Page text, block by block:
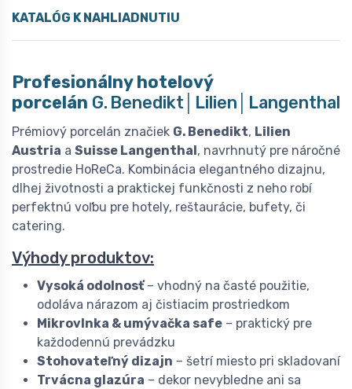
KATALÓG K NAHLIADNUTIU
Profesionálny hotelový
porcelán G. Benedikt│Lilien│Langenthal
Prémiový porcelán značiek G. Benedikt, Lilien
Austria a Suisse Langenthal , navrhnutý pre náročné
prostredie HoReCa. Kombinácia elegantného dizajnu,
dlhej životnosti a praktickej funkčnosti z neho robí
perfektnú voľbu pre hotely, reštaurácie, bufety, či
catering.
Výhody produktov:
Vysoká odolnosť– vhodný na časté použitie,
odoláva nárazom aj čistiacim prostriedkom
Mikrovlnka & umývačka safe – praktický pre
každodennú prevádzku
Stohovateľný dizajn – šetrí miesto pri skladovaní
Trvácna glazúra – dekor nevybledne ani sa